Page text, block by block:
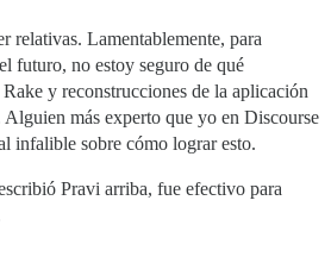
relativas. Lamentablemente, para
futuro, no estoy seguro de qué
y reconstrucciones de la aplicación
más experto que yo en Discourse
infalible sobre cómo lograr esto.
Pravi arriba, fue efectivo para